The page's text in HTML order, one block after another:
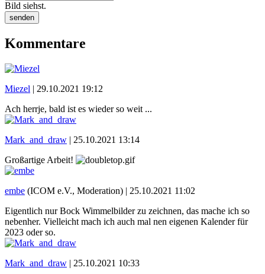
Bild siehst.
senden
Kommentare
Miezel | 29.10.2021 19:12
Ach herrje, bald ist es wieder so weit ...
Mark_and_draw | 25.10.2021 13:14
Großartige Arbeit!
embe (ICOM e.V., Moderation) | 25.10.2021 11:02
Eigentlich nur Bock Wimmelbilder zu zeichnen, das mache ich so
nebenher. Vielleicht mach ich auch mal nen eigenen Kalender für
2023 oder so.
Mark_and_draw | 25.10.2021 10:33